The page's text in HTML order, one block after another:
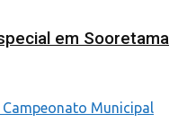
em Sooretama